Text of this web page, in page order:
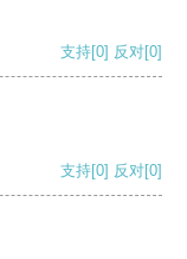
支持[0] 反对[0]
支持[0] 反对[0]